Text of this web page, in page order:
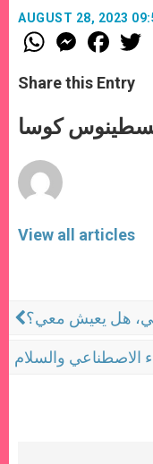
AUGUST 28, 2023
W
h
t
s
p
p
M
e
s
e
e
F
a
e
b
o
k
Share this Entry
كوسا
View all articles
هل يعيش معي؟
الاصطناعي والسلام